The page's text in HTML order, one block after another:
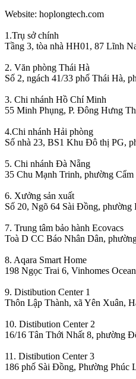
Website: hoplongtech.com
1.Trụ sở chính
Tầng 3, tòa nhà HH01, 87 Lĩnh
2. Văn phòng Thái Hà
Số 2, ngách 41/33 phố Thái Hà,
3. Chi nhánh Hồ Chí Minh
55 Minh Phụng, P. Đông Hưng
4.Chi nhánh Hải phòng
Số nhà 23, BS1 Khu Đô thị PG,
5. Chi nhánh Đà Nẵng
35 Chu Mạnh Trinh, phường
6. Xưởng sản xuất
Số 20, Ngõ 64 Sài Đồng, phường
7. Trung tâm bảo hành Ecovacs
Toà D CC Báo Nhân Dân,
8. Aqara Smart Home
198 Ngọc Trai 6, Vinhomes
9. Distibution Center 1
Thôn Lập Thành, xã Yên Xuân,
10. Distibution Center 2
16/16 Tân Thới Nhất 8, phường
11. Distibution Center 3
186 phố Sài Đồng, Phường Phúc